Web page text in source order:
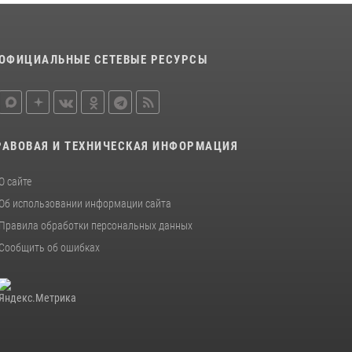
2026 года
Более 2,5 миллионов рублей выплачено
основе
СЕТЕВЫЕ РЕСУРСЫ
И ТЕХНИЧЕСКАЯ ИНФОРМАЦИЯ
О сайте
Об использовании информации сайта
Правила обработки персональных данных
Сообщить об ошибках